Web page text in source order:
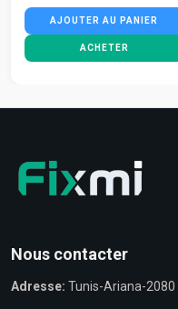
AJOUTER AU PANIER
ACHETER
Nous contacter
Adresse: Tunis-Ariana-2080